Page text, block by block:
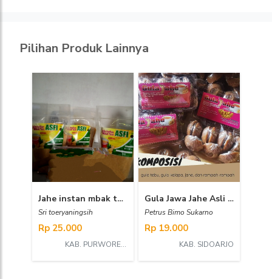
Pilihan Produk Lainnya
Jahe instan mbak toer
Sri toeryaningsih
Rp 25.000
KAB. PURWOREJO
Gula Jawa Jahe Asli Purworejo
Petrus Bimo Sukarno
Rp 19.000
KAB. SIDOARJO